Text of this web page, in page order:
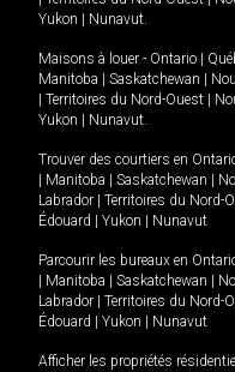
Yukon
Nunavut.
Maisons à louer - Ontario
Manitoba
Saskatchewan
Territoires du Nord-Ouest
Yukon
Nunavut.
Trouver des courtiers en
Manitoba Saskatchewan
Labrador
Territoires du Nord-
Édouard
Yukon Nunavut
Parcourir les bureaux en
Manitoba Saskatchewan
Labrador
Territoires du Nord-
Édouard
Yukon Nunavut
Afficher les propriétés